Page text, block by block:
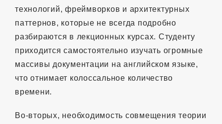
технологий, фреймворков и архитектурных
паттернов, которые не всегда подробно
разбираются в лекционных курсах. Студенту
приходится самостоятельно изучать огромные
массивы документации на английском языке,
что отнимает колоссальное количество
времени.
Во-вторых, необходимость совмещения теории